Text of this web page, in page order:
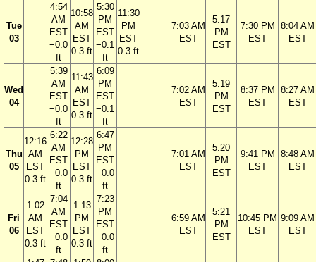
Tue
03
4:54
AM
EST
−0.0
ft
10:58
AM
EST
0.3 ft
5:30
PM
EST
−0.1
ft
11:30
PM
EST
0.3 ft
7:03 AM
EST
5:17
PM
EST
7:30 PM
EST
8:04 AM
EST
Wed
04
5:39
AM
EST
−0.0
ft
11:43
AM
EST
0.3 ft
6:09
PM
EST
−0.1
ft
7:02 AM
EST
5:19
PM
EST
8:37 PM
EST
8:27 AM
EST
Thu
05
12:16
AM
EST
0.3 ft
6:22
AM
EST
−0.0
ft
12:28
PM
EST
0.3 ft
6:47
PM
EST
−0.0
ft
7:01 AM
EST
5:20
PM
EST
9:41 PM
EST
8:48 AM
EST
Fri
06
1:02
AM
EST
0.3 ft
7:04
AM
EST
−0.0
ft
1:13
PM
EST
0.3 ft
7:23
PM
EST
−0.0
ft
6:59 AM
EST
5:21
PM
EST
10:45 PM
EST
9:09 AM
EST